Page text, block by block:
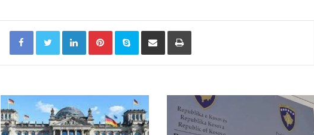
FacebookTwitterLinkedInPinterestSkype Сподели преку Е-маил Испринтај